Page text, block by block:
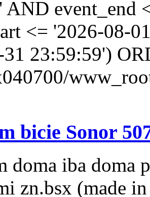
AND event_end
<= '2026-08-
23:59:59')
bicie Sonor
doma iba doma
zn.bsx (made